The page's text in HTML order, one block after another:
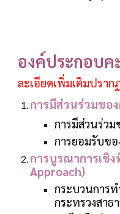
องค์ประกอบ
ละเอียดเพิ่มเติมปรา
การมีส่วนร่วมขอ
การมีส่วนร่ว
การยอมรับข
การบูรณาการเชิ
Approach)
กระบวนการ
กระทรวงสา